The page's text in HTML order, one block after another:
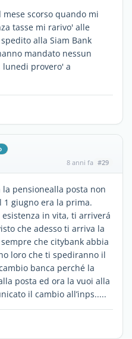
scorso quando mi
tasse mi rarivo' alle
alla Siam Bank
mandato nessun
lunedi provero' a
8 anni fa #29
pensionealla posta non
1 giugno era la prima.
in vita, ti arriverá
che adesso ti arriva la
che citybank abbia
loro che ti spediranno il
banca perché la
posta ed ora la vuoi alla
il cambio all’inps.....